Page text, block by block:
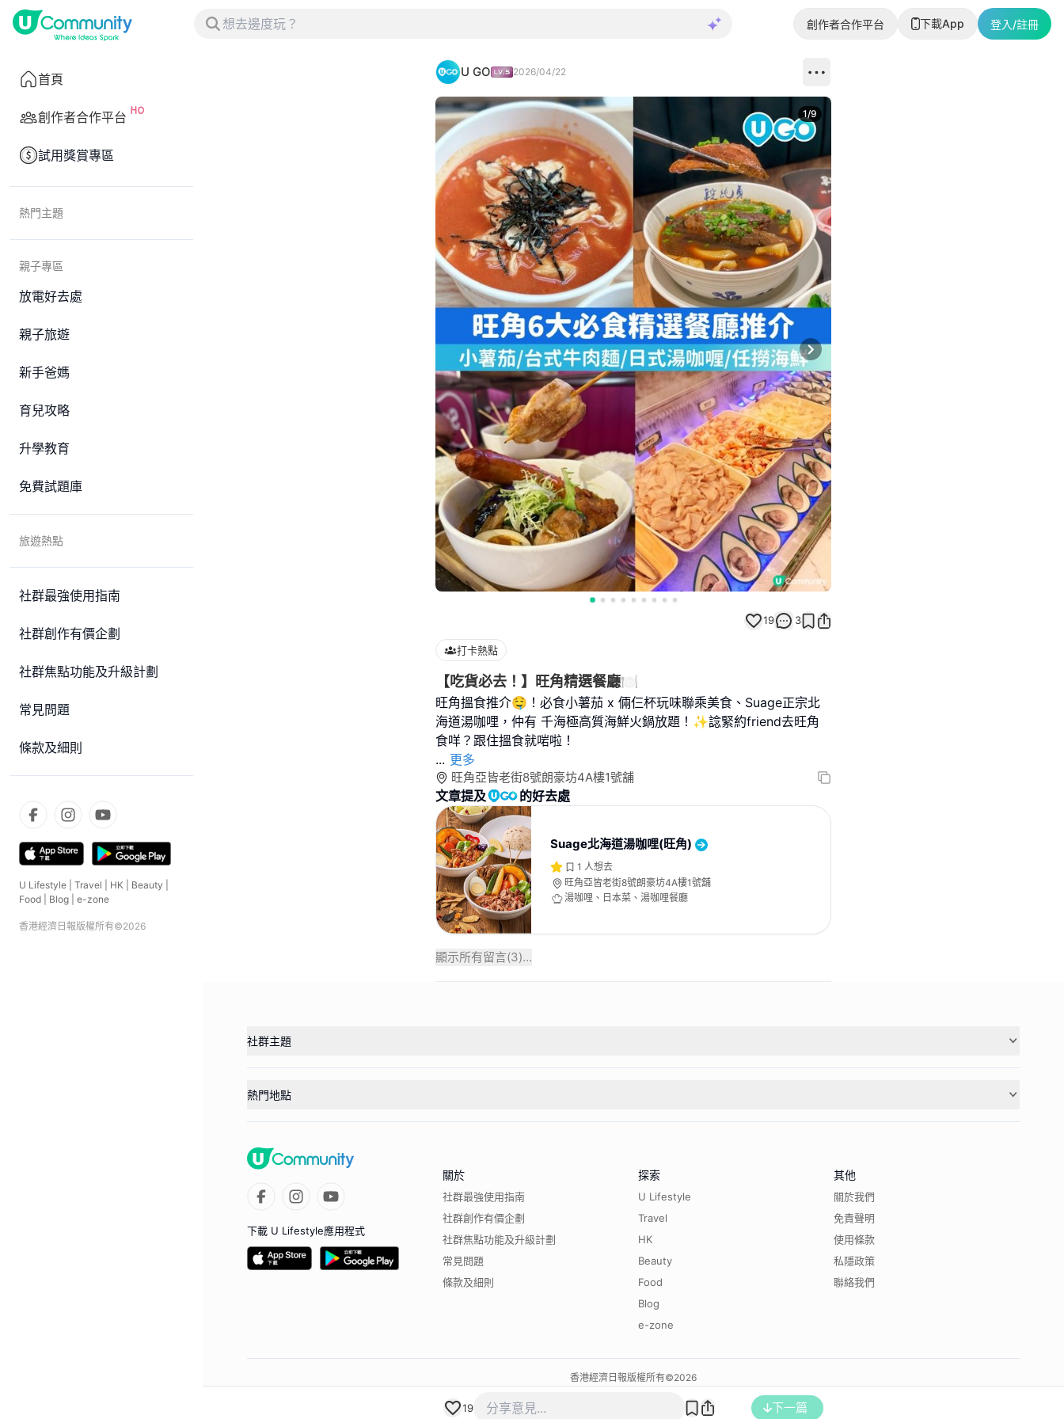
創作者合作平台 下載App 登入/註冊
首頁
創作者合作平台
試用獎賞專區
熱門主題
親子專區
放電好去處
親子旅遊
新手爸媽
育兒攻略
升學教育
免費試題庫
旅遊熱點
社群最強使用指南
社群創作有價企劃
社群焦點功能及升級計劃
常見問題
條款及細則
U Lifestyle Travel HK Beauty
Food
Blog e-zone
香港經濟日報版權所有©2026
U GO 2026/04/22
Next slide
1/9
19 3
打卡熱點
【吃貨必去！】旺角精選餐廳🍽️
旺角搵食推介🤤！必食小薯茄 x 倆仨杯玩味聯乘美食、Suage正宗北
海道湯咖哩，仲有 千海極高質海鮮火鍋放題！✨諗緊約friend去旺角
... 更多
旺角亞皆老街8號朗豪坊4A樓1號舖
文章提及 的好去處
Suage北海道湯咖哩(旺角)
1 人想去
旺角亞皆老街8號朗豪坊4A樓1號舖
湯咖哩、日本菜、湯咖哩餐廳
顯示所有留言(3)...
19 下一篇
社群主題
熱門地點
下載 U Lifestyle應用程式
關於
社群最強使用指南
社群創作有價企劃
社群焦點功能及升級計劃
常見問題
條款及細則
探索
U Lifestyle
Travel
HK
Beauty
Food
Blog
e-zone
其他
關於我們
免責聲明
使用條款
私隱政策
聯絡我們
香港經濟日報版權所有©2026